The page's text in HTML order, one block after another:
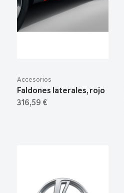
Accesorios
Faldones laterales, rojo
316,59 €